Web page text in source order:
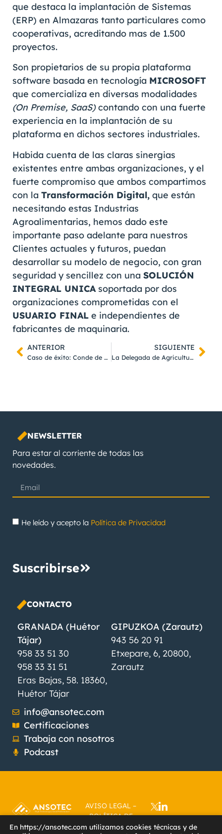
que destaca la implantación de Sistemas
(ERP) en Almazaras tanto particulares como
cooperativas, acreditando mas de 1.500
proyectos.
Son propietarios de su propia plataforma
software basada en tecnología MICROSOFT
que comercializa en diversas modalidades
(On Premise, SaaS)contando con una fuerte
experiencia en la implantación de su
plataforma en dichos sectores industriales.
Habida cuenta de las claras sinergias
existentes entre ambas organizaciones, y el
fuerte compromiso que ambos compartimos
con la Transformación Digital, que están
necesitando estas Industrias
Agroalimentarias, hemos dado este
importante paso adelante para nuestros
Clientes actuales y futuros, puedan
desarrollar su modelo de negocio, con gran
seguridad y sencillez con una SOLUCIÓN
INTEGRAL UNICA soportada por dos
organizaciones comprometidas con el
USUARIO FINAL e independientes de
fabricantes de maquinaria.
ANTERIOR
Caso de éxito: Conde de Benalúa, pionera de la «Almazara Conectada 4.0»
SIGUIENTE
La Delegada de Agricultura y el Delegado de Medioambiente visitan las instalaciones de Conde de Benalúa
NEWSLETTER
Para estar al corriente de todas las
novedades.
He leído y acepto la Política de Privacidad
Suscribirse
CONTACTO
GRANADA (Huétor
Tájar)
958 33 51 30
958 33 31 51
Eras Bajas, 58. 18360,
Huétor Tájar
GIPUZKOA (Zarautz)
943 56 20 91
Etxepare, 6, 20800,
Zarautz
info@ansotec.com
Certificaciones
Trabaja con nosotros
Podcast
AVISO LEGAL –
POLÍTICA DE
PRIVACIDAD–
En https://ansotec.com utilizamos cookies técnicas y de